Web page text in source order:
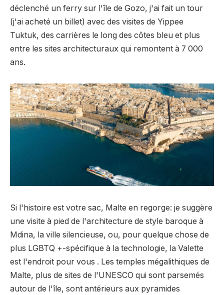
déclenché un ferry sur l'île de Gozo, j'ai fait un tour
(j'ai acheté un billet) avec des visites de Yippee
Tuktuk, des carrières le long des côtes bleu et plus
entre les sites architecturaux qui remontent à 7 000
ans.
Si l'histoire est votre sac, Malte en regorge: je suggère
une visite à pied de l'architecture de style baroque à
Mdina, la ville silencieuse, ou, pour quelque chose de
plus LGBTQ +-spécifique à la technologie, la Valette
est l'endroit pour vous . Les temples mégalithiques de
Malte, plus de sites de l'UNESCO qui sont parsemés
autour de l'île, sont antérieurs aux pyramides